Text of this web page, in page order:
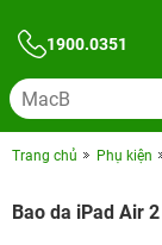
1900.0351
Trang chủ Phụ kiện
Bao da iPad Air